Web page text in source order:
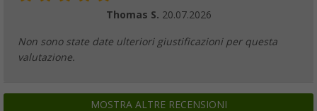
Thomas S. 20.07.2026
Non sono state date ulteriori giustificazioni per questa
valutazione.
MOSTRA ALTRE RECENSIONI